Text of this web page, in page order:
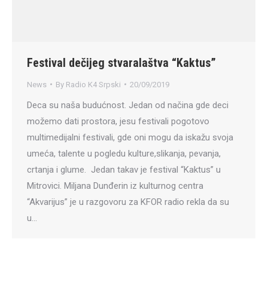
Festival dečijeg stvaralaštva “Kaktus”
News By Radio K4 Srpski 20/09/2019
Deca su naša budućnost. Jedan od načina gde deci
možemo dati prostora, jesu festivali pogotovo
multimedijalni festivali, gde oni mogu da iskažu svoja
umeća, talente u pogledu kulture,slikanja, pevanja,
crtanja i glume. Jedan takav je festival “Kaktus” u
Mitrovici. Miljana Dunđerin iz kulturnog centra
“Akvarijus” je u razgovoru za KFOR radio rekla da su
u…